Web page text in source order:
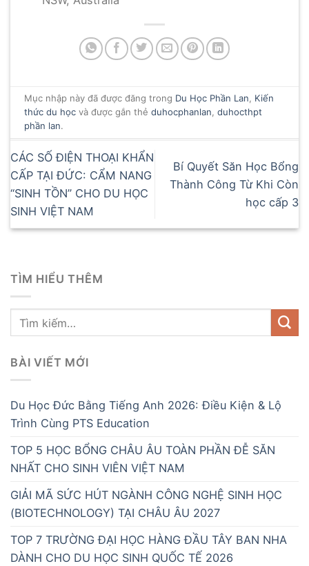
Mục nhập này đã được đăng trong Du Học Phần Lan, Kiến
thức du họcvà được gắn thẻ duhocphanlan, duhocthpt
phần lan.
CÁC SỐ ĐIỆN THOẠI KHẨN
CẤP TẠI ĐỨC: CẨM NANG
“SINH TỒN” CHO DU HỌC
SINH VIỆT NAM
Bí Quyết Săn Học Bổng
Thành Công Từ Khi Còn
học cấp 3
TÌM HIỂU THÊM
BÀI VIẾT MỚI
Du Học Đức Bằng Tiếng Anh 2026: Điều Kiện & Lộ
Trình Cùng PTS Education
TOP 5 HỌC BỔNG CHÂU ÂU TOÀN PHẦN ĐỄ SĂN
NHẤT CHO SINH VIÊN VIỆT NAM
GIẢI MÃ SỨC HÚT NGÀNH CÔNG NGHỆ SINH HỌC
(BIOTECHNOLOGY) TẠI CHÂU ÂU 2027
TOP 7 TRƯỜNG ĐẠI HỌC HÀNG ĐẦU TÂY BAN NHA
DÀNH CHO DU HỌC SINH QUỐC TẾ 2026